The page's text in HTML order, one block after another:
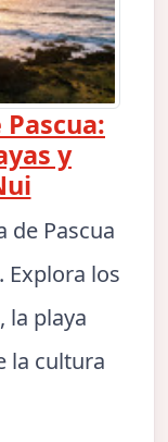
y
de Pascua
Explora los
la playa
la cultura